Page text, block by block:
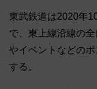
東武鉄道は2020年
で、東上線沿線の
やイベントなどの
する。